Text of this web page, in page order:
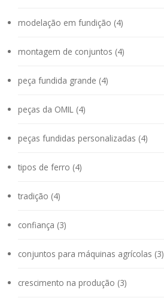
modelação em fundição (4)
montagem de conjuntos (4)
peça fundida grande (4)
peças da OMIL (4)
peças fundidas personalizadas (4)
tipos de ferro (4)
tradição (4)
confiança (3)
conjuntos para máquinas agrícolas (3)
crescimento na produção (3)